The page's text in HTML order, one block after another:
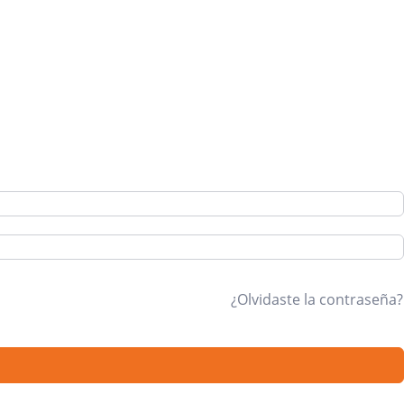
¿Olvidaste la contraseña?